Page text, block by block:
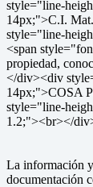
style="line-
14px;">C.I.
style="line-
<span
propiedad,
</div><div
14px;">COSA
style="line-
1.2;"><br></
La información
documentación